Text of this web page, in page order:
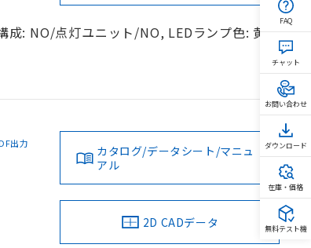
: NO/点灯ユニット/NO, LEDランプ色: 黄,
出力
カタログ/データシート/マニュ
アル
2D CADデータ
FAQ
チャット
お問い合わせ
ダウンロード
在庫・価格
無料テスト機